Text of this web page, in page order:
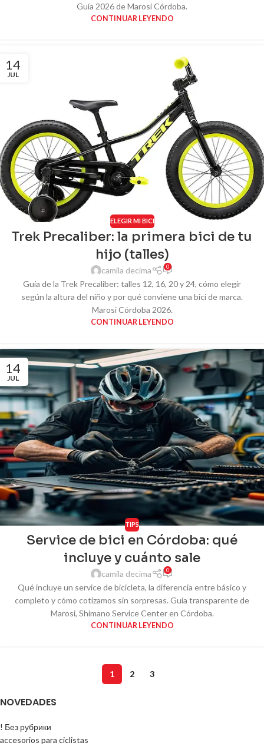
Guía 2026 de Marosi Córdoba.
CONTINUAR LEYENDO
14
JUL
ELEGIR MI BICI
Trek Precaliber: la primera bici de tu
hijo (talles)
camila decima 0
Guía de la Trek Precaliber: talles 12, 16, 20 y 24, cómo elegir
según la altura del niño y por qué conviene una bici de marca.
Marosi Córdoba 2026.
CONTINUAR LEYENDO
14
JUL
TIPS
Service de bici en Córdoba: qué
incluye y cuánto sale
camila decima 0
Qué incluye un service de bicicleta, la diferencia entre básico y
completo y cómo cotizamos sin sorpresas. Guía transparente de
Marosi, Shimano Service Center en Córdoba.
CONTINUAR LEYENDO
1 2 3
NOVEDADES
! Без рубрики
accesorios para ciclistas